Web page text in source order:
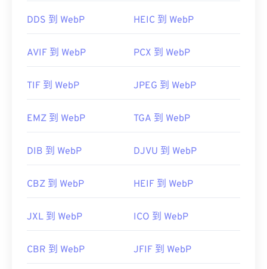
開發者： 聯合圖像專家群組
相關 JPG 工具：
使用我們的 顏色選擇器 從 WebP 映像中擷取顏色
DDS 到 WebP HEIC 到 WebP
AVIF 到 WebP PCX 到 WebP
TIF 到 WebP JPEG 到 WebP
EMZ 到 WebP TGA 到 WebP
DIB 到 WebP DJVU 到 WebP
CBZ 到 WebP HEIF 到 WebP
JXL 到 WebP ICO 到 WebP
CBR 到 WebP JFIF 到 WebP